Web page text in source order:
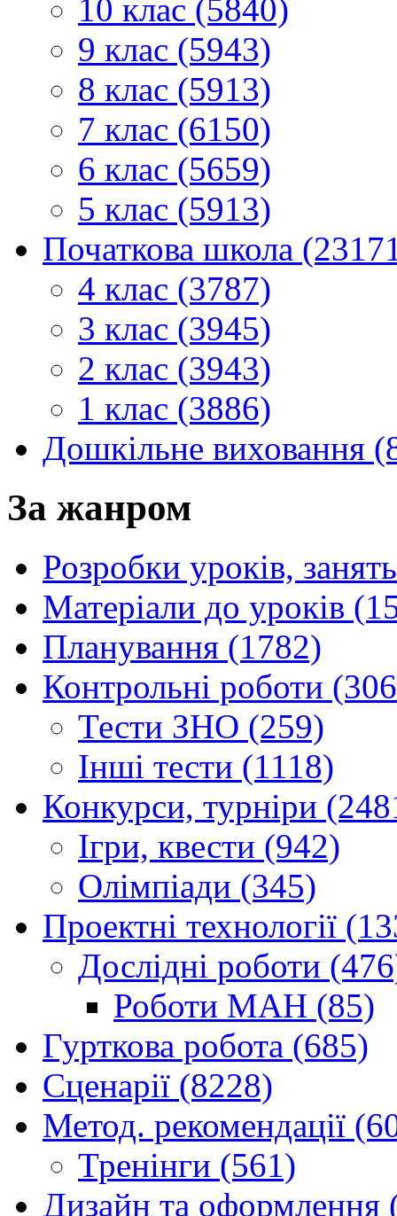
10 клас (5840)
9 клас (5943)
8 клас (5913)
7 клас (6150)
6 клас (5659)
5 клас (5913)
Початкова школа
4 клас (3787)
3 клас (3945)
2 клас (3943)
1 клас (3886)
Дошкільне виховання
За жанром
Розробки уроків,
Матеріали до уроків
Планування (1782)
Контрольні роботи
Тести ЗНО (259)
Інші тести (1118)
Конкурси, турніри
Ігри, квести (942)
Олімпіади (345)
Проектні технології
Дослідні роботи
Роботи МАН (85)
Гурткова робота (685)
Сценарії (8228)
Метод. рекомендації
Тренінги (561)
Дизайн та оформлення